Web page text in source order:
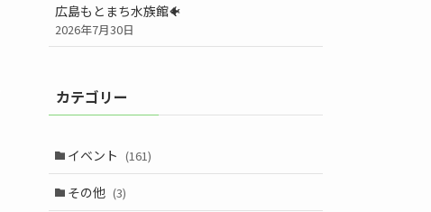
広島もとまち水族館🐠
2026年7月30日
カテゴリー
イベント (161)
その他 (3)